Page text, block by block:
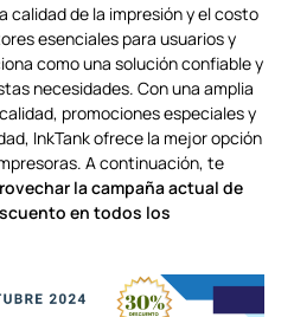
calidad de la impresión y el costo
esenciales para usuarios y
como una solución confiable y
necesidades. Con una amplia
promociones especiales y
InkTank ofrece la mejor opción
A continuación, te
la campaña actual de
en todos los